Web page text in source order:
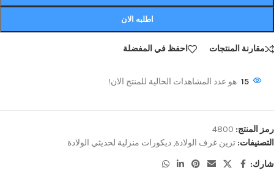
اطلبه الان
مقارنة المنتجات احفظ في المفضلة
15 هو عدد المشاهدات الحالية للمنتج الان!
رمز المنتج: 4800
التصنيفات: تزين غرف الولادة, ديكورات منزلية لحديثي الولادة
شارك: